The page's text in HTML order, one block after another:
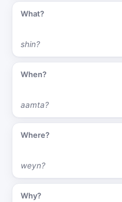
What?
shin?
When?
aamta?
Where?
weyn?
Why?